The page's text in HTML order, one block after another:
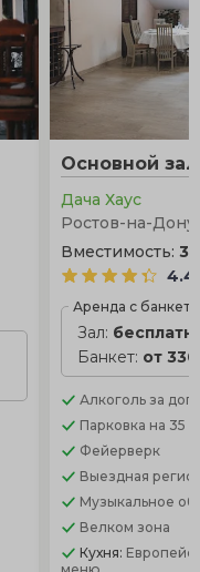
Основной зал
Дача Хаус
Ростов-на-
Вместимость:
4.4
Аренда с
Зал:
Банкет: от
Алкоголь за
Парковка на 35
Фейерверк
Выездная
Музыкальное
Велком зона
Кухня: